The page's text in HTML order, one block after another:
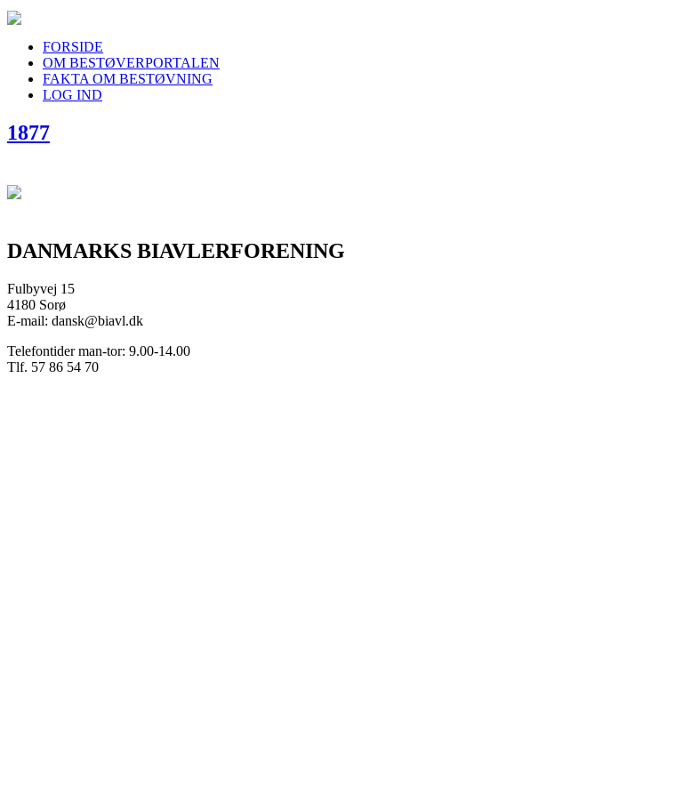
FORSIDE
OM BESTØVERPORTALEN
FAKTA OM BESTØVNING
LOG IND
1877
DANMARKS BIAVLERFORENING
Fulbyvej 15
4180 Sorø
E-mail: dansk@biavl.dk
Telefontider man-tor: 9.00-14.00
Tlf. 57 86 54 70